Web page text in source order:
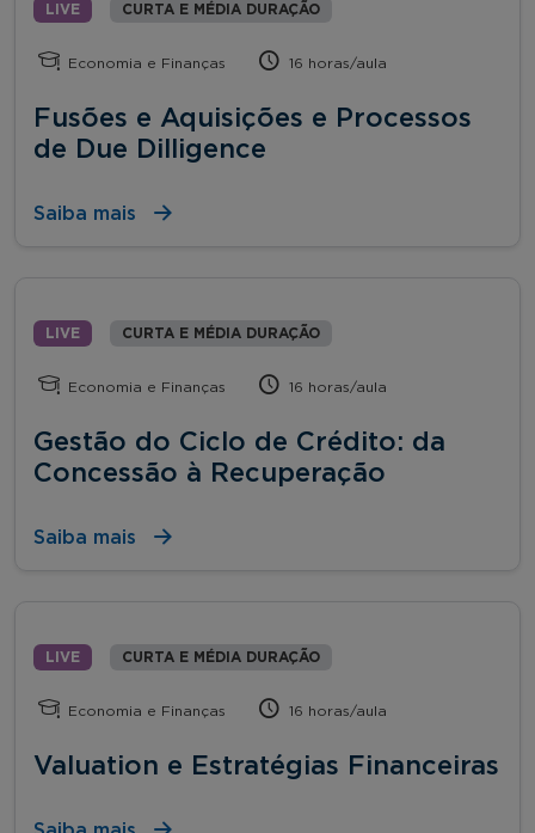
LIVE CURTA E MÉDIA DURAÇÃO
Economia e Finanças 16 horas/aula
Fusões e Aquisições e Processos
de Due Dilligence
Saiba mais
LIVE CURTA E MÉDIA DURAÇÃO
Economia e Finanças 16 horas/aula
Gestão do Ciclo de Crédito: da
Concessão à Recuperação
Saiba mais
LIVE CURTA E MÉDIA DURAÇÃO
Economia e Finanças 16 horas/aula
Valuation e Estratégias Financeiras